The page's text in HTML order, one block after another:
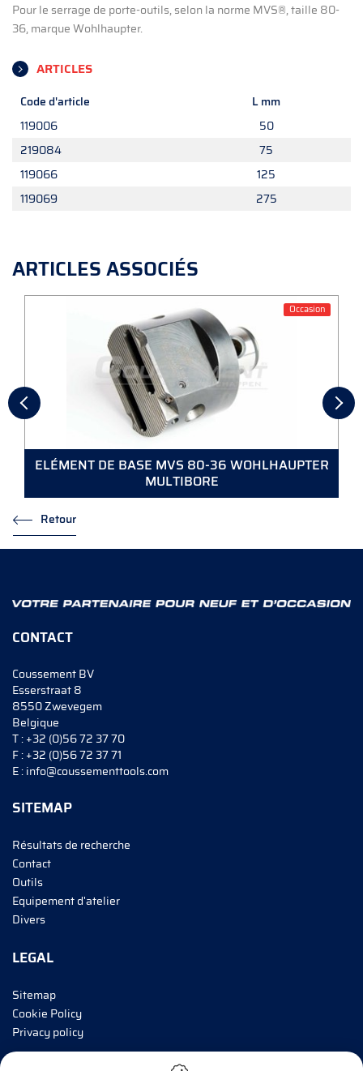
Pour le serrage de porte-outils, selon la norme MVS®, taille 80-
36, marque Wohlhaupter.
ARTICLES
Code d'article
L mm
119006
50
219084
75
119066
125
119069
275
ARTICLES ASSOCIÉS
Occasion
ELÉMENT DE BASE MVS 80-36 WOHLHAUPTER
MULTIBORE
Retour
CONTACT
Coussement BV
Esserstraat 8
8550 Zwevegem
Belgique
T :+32 (0)56 72 37 70
F :+32 (0)56 72 37 71
E :info@coussementtools.com
SITEMAP
Résultats de recherche
Contact
Outils
Equipement d'atelier
Divers
LEGAL
Sitemap
Cookie Policy
Privacy policy